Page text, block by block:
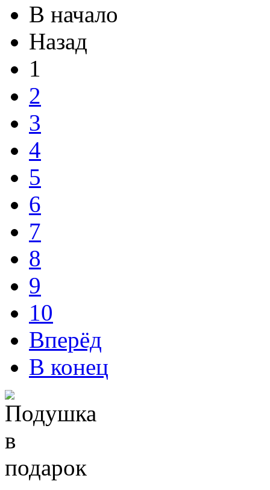
В начало
Назад
1
2
3
4
5
6
7
8
9
10
Вперёд
В конец